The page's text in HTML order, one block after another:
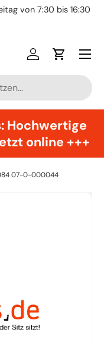
von 7:30 bis 16:30
Einloggen
Menü
Hochwertige
online +++
07-0-000044